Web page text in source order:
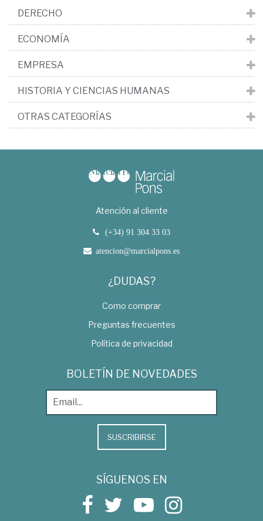
DERECHO
ECONOMÍA
EMPRESA
HISTORIA Y CIENCIAS HUMANAS
OTRAS CATEGORÍAS
Atención al cliente
(+34) 91 304 33 03
atencion@marcialpons.es
¿DUDAS?
Como comprar
Preguntas frecuentes
Política de privacidad
BOLETÍN DE NOVEDADES
SUSCRIBIRSE
SÍGUENOS EN